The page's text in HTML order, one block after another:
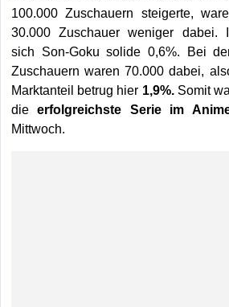
100.000 Zuschauern steigerte,
30.000 Zuschauer weniger dabei.
sich Son-Goku solide 0,6%. Bei
Zuschauern waren 70.000 dabei,
Marktanteil betrug hier 1,9%.Somit
dieerfolgreichste Serie im
Mittwoch.